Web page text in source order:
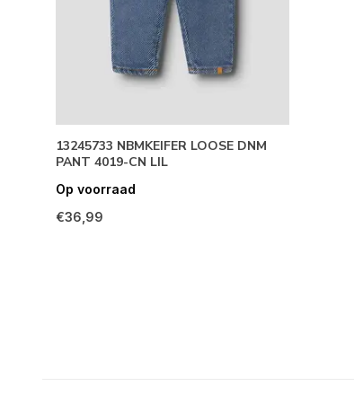
13245733 NBMKEIFER LOOSE DNM
PANT 4019-CN LIL
Op voorraad
€36,99